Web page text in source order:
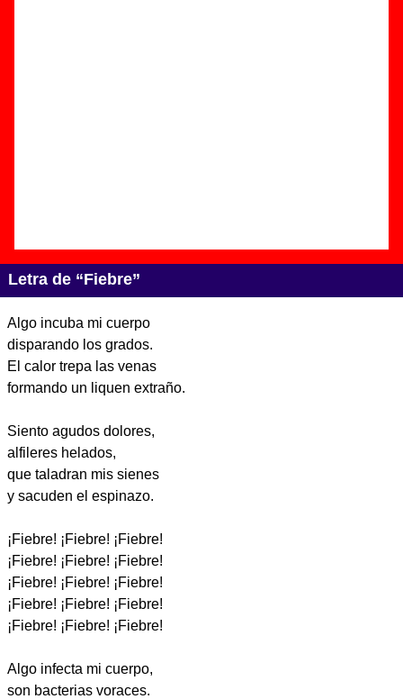
Letra de “Fiebre”
Algo incuba mi cuerpo
disparando los grados.
El calor trepa las venas
formando un liquen extraño.
Siento agudos dolores,
alfileres helados,
que taladran mis sienes
y sacuden el espinazo.
¡Fiebre! ¡Fiebre! ¡Fiebre!
¡Fiebre! ¡Fiebre! ¡Fiebre!
¡Fiebre! ¡Fiebre! ¡Fiebre!
¡Fiebre! ¡Fiebre! ¡Fiebre!
¡Fiebre! ¡Fiebre! ¡Fiebre!
Algo infecta mi cuerpo,
son bacterias voraces.